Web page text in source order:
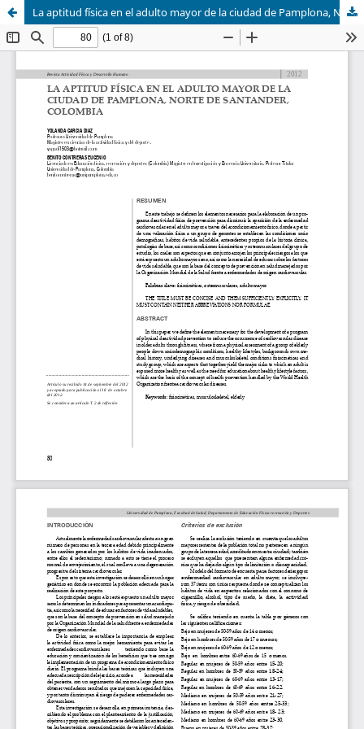
La aptitud física en el adulto mayor de la ciudad de Pamplona, Norte de Santander, Colombia